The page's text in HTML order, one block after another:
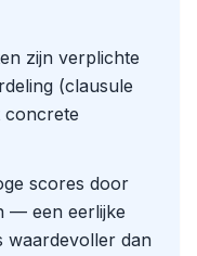
zijn verplichte
(clausule
concrete
scores door
— een eerlijke
waardevoller dan